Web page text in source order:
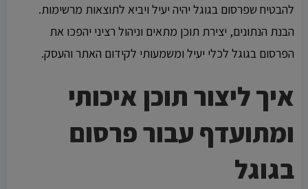
להבטיח שפרסום בגוגל יהיה יעיל ויביא לתוצאות מרשימות.
הבנת הנתונים, יצירת תוכן מתאים וניהול רציני יהפכו את
הפרסום בגוגל לכלי יעיל ומשמעותי לקידום האתר והעסק.
איך ליצור תוכן איכותי
ומתועדף עבור פרסום
בגוגל